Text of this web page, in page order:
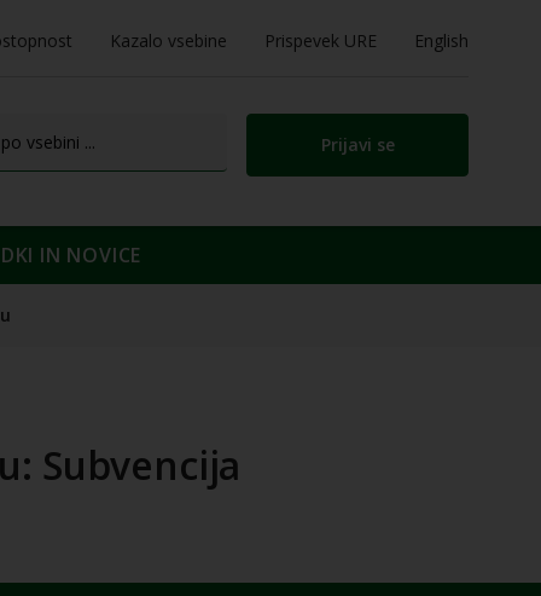
Kazalo vsebine Prispevek URE English
Prijavi se
IN NOVICE
Subvencija